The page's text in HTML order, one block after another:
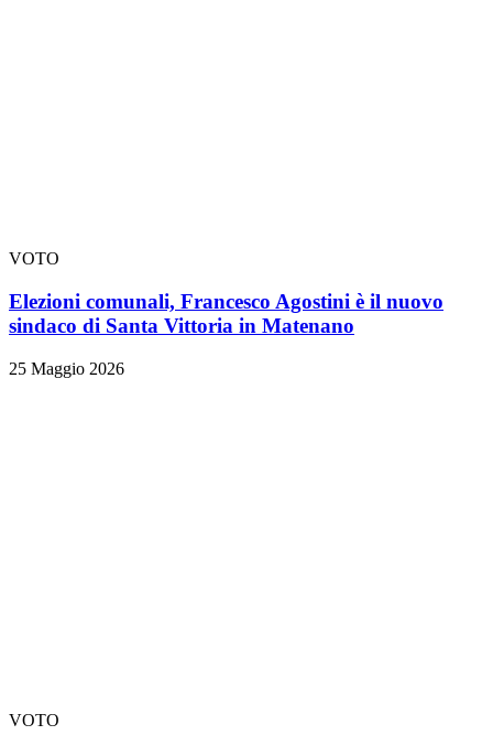
VOTO
Elezioni comunali, Francesco Agostini è il nuovo
sindaco di Santa Vittoria in Matenano
25 Maggio 2026
VOTO